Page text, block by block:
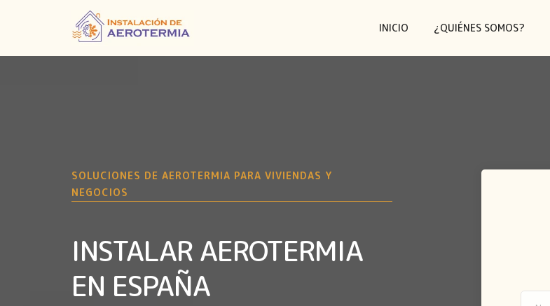
INICIO ¿QUIÉNES SOMOS?
SOLUCIONES DE AEROTERMIA PARA VIVIENDAS Y
NEGOCIOS
INSTALAR AEROTERMIA
EN ESPAÑA